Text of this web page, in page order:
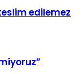
edilemez